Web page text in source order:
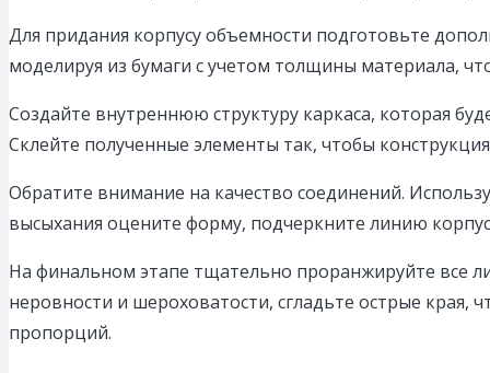
Для придания корпусу объемности подготовьте
моделируя из бумаги с учетом толщины материала,
Создайте внутреннюю структуру каркаса, которая
Склейте полученные элементы так, чтобы
Обратите внимание на качество соединений.
высыхания оцените форму, подчеркните линию
На финальном этапе тщательно проранжируйте все
неровности и шероховатости, сгладьте острые края,
пропорций.